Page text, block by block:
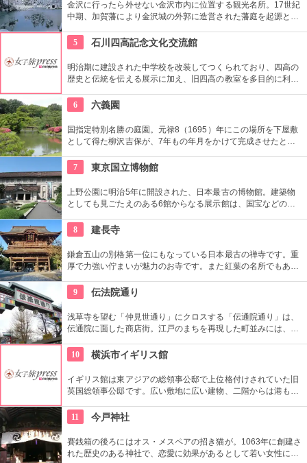
金沢に行ったら外せない金沢市内に位置する観光名所。17世紀
中期、加賀藩により金沢城の外郭に造営された藩庭を起源とす
市の偕楽園と並んで、日本三名園の一つ。1922年に国の名勝、
1985年には国の特別名勝に指定。
5 石川四高記念文化交流館
明治期に建設された中学校を改装してつくられており、四高の
歴史と伝統を伝える展示に加え、旧四高の教室を多目的に利用
石川県ゆかりの文学者の資料を展示する「石川近代文学館」に
よって構成されている。
6 六義園
国指定特別名勝の庭園。元禄8（1695）年にこの場所を下屋敷
として得た柳沢吉保が、7年もの年月をかけて完成させたとい
で、江戸時代から小石川後楽園とで二大庭園とされていまし
た。日本庭園の良さを今に伝える名園です。
7 東京国立博物館
上野公園に明治5年に開設された、日本最古の博物館。建築物
としても見ごたえのある6館からなる展示館は、国宝などの歴
す。オリジナルグッズを販売するミュージアムショップや食事
もできるカフェなども併設されています。
8 建長寺
鎌倉五山の別格第一位にもなっている日本最古の禅寺です。重
厚で力強い佇まいが魅力のお寺です。また紅葉の名所でもあ
めの1つ。静かなお堂で自分の呼吸の音だけに耳を傾け、無心
の境地を目指します。
9 伝法院通り
浅草寺を望む「仲見世通り」にクロスする「伝通院通り」は、
伝通院に面した商店街。江戸のまちを再現した町並みには、屋
あります。多彩なお店が並んでいて、買い物や食事も楽しめま
す。
10 横浜市イギリス館
イギリス館は東アジアの総領事公邸で上位格付けされていた旧
英国総領事公邸です。広い敷地に広い建物、二階からは港も眺
りの銘版をご覧ください！
11 今戸神社
賽銭箱の後ろにはオス・メスペアの招き猫が。1063年に創建さ
れた歴史のある神社で、恋愛に効果があるとして若い女性に人